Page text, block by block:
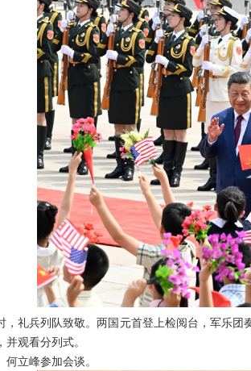
，礼兵列队致敬。两国元首登上检阅台，军乐
观看分列式。
立峰参加会谈。